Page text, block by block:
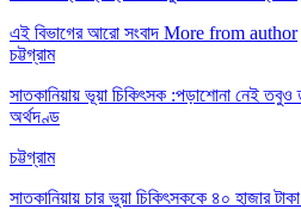
এই বিভাগের আরো সংবাদ More from author
চট্টগ্রাম
সাতকানিয়ায় ভূয়া চিকিৎসক :পড়াশোনা নেই তবুও
অর্থদণ্ড
চট্টগ্রাম
সাতকানিয়ায় চার ভুয়া চিকিৎসককে ৪০ হাজার টাকা